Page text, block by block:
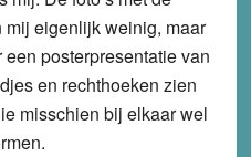
eigenlijk weinig, maar
posterpresentatie van
en rechthoeken zien
misschien bij elkaar wel